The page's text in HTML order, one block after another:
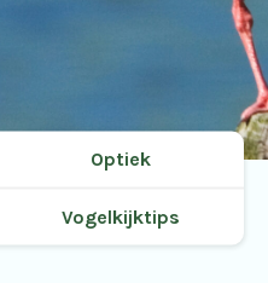
Optiek
Vogelkijktips